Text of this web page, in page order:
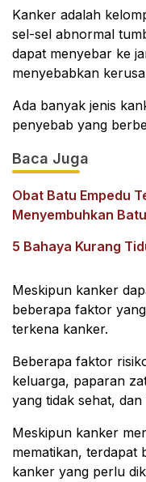
Kanker adalah
sel-sel abnormal
dapat menyebar ke
menyebabkan
Ada banyak jenis
penyebab yang
Baca Juga
Obat Batu Empedu
Menyembuhkan
5 Bahaya Kurang
Meskipun kanker
beberapa faktor
terkena kanker.
Beberapa faktor
keluarga, paparan
yang tidak sehat,
Meskipun kanker
mematikan, terdapat
kanker yang perlu